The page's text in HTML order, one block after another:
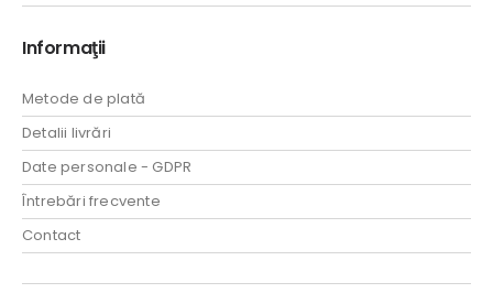
Informaţii
Metode de plată
Detalii livrări
Date personale - GDPR
Întrebări frecvente
Contact